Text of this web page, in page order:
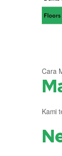
Cara
Kami